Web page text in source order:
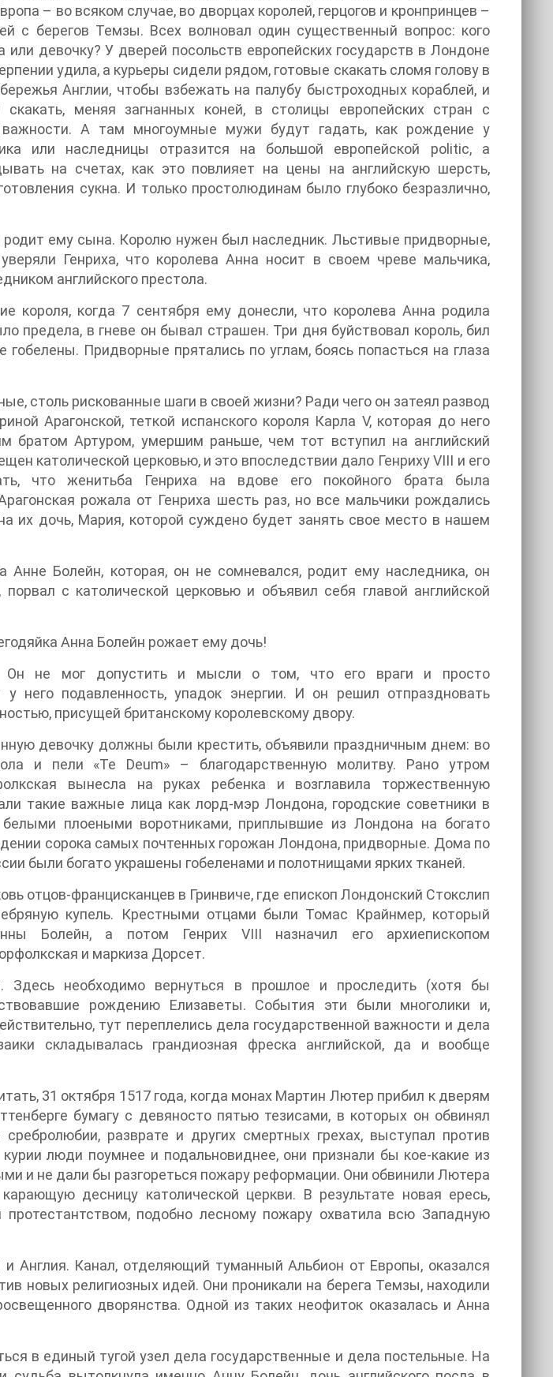
– во всяком случае, во дворцах королей, герцогов и кронпринцев –
с берегов Темзы. Всех волновал один существенный вопрос: кого
девочку? У дверей посольств европейских государств в Лондоне
удила, а курьеры сидели рядом, готовые скакать сломя голову в
Англии, чтобы взбежать на палубу быстроходных кораблей, и
меняя загнанных коней, в столицы европейских стран с
важности. А там многоумные мужи будут гадать, как рождение у
или наследницы отразится на большой европейской politic, а
на счетах, как это повлияет на цены на английскую шерсть,
сукна. И только простолюдинам было глубоко безразлично,
родит ему сына. Королю нужен был наследник. Льстивые придворные,
Генриха, что королева Анна носит в своем чреве мальчика,
английского престола.
короля, когда 7 сентября ему донесли, что королева Анна родила
предела, в гневе он бывал страшен. Три дня буйствовал король, бил
гобелены. Придворные прятались по углам, боясь попасться на глаза
столь рискованные шаги в своей жизни? Ради чего он затеял развод
Арагонской, теткой испанского короля Карла V, которая до него
братом Артуром, умершим раньше, чем тот вступил на английский
католической церковью, и это впоследствии дало Генриху VIII и его
что женитьба Генриха на вдове его покойного брата была
рожала от Генриха шесть раз, но все мальчики рождались
их дочь, Мария, которой суждено будет занять свое место в нашем
Анне Болейн, которая, он не сомневался, родит ему наследника, он
с католической церковью и объявил себя главой английской
Анна Болейн рожает ему дочь!
Он не мог допустить и мысли о том, что его враги и просто
у него подавленность, упадок энергии. И он решил отпраздновать
присущей британскому королевскому двору.
девочку должны были крестить, объявили праздничным днем: во
и пели «Те Deum» – благодарственную молитву. Рано утром
вынесла на руках ребенка и возглавила торжественную
такие важные лица как лорд-мэр Лондона, городские советники в
белыми плоеными воротниками, приплывшие из Лондона на богато
сорока самых почтенных горожан Лондона, придворные. Дома по
были богато украшены гобеленами и полотнищами ярких тканей.
отцов-францисканцев в Гринвиче, где епископ Лондонский Стокслип
купель. Крестными отцами были Томас Крайнмер, который
Болейн, а потом Генрих VIII назначил его архиепископом
и маркиза Дорсет.
Здесь необходимо вернуться в прошлое и проследить (хотя бы
рождению Елизаветы. События эти были многолики и,
тут переплелись дела государственной важности и дела
складывалась грандиозная фреска английской, да и вообще
31 октября 1517 года, когда монах Мартин Лютер прибил к дверям
бумагу с девяносто пятью тезисами, в которых он обвинял
разврате и других смертных грехах, выступал против
люди поумнее и подальновиднее, они признали бы кое-какие из
и не дали бы разгореться пожару реформации. Они обвинили Лютера
десницу католической церкви. В результате новая ересь,
протестантством, подобно лесному пожару охватила всю Западную
и Англия. Канал, отделяющий туманный Альбион от Европы, оказался
новых религиозных идей. Они проникали на берега Темзы, находили
дворянства. Одной из таких неофиток оказалась и Анна
в единый тугой узел дела государственные и дела постельные. На